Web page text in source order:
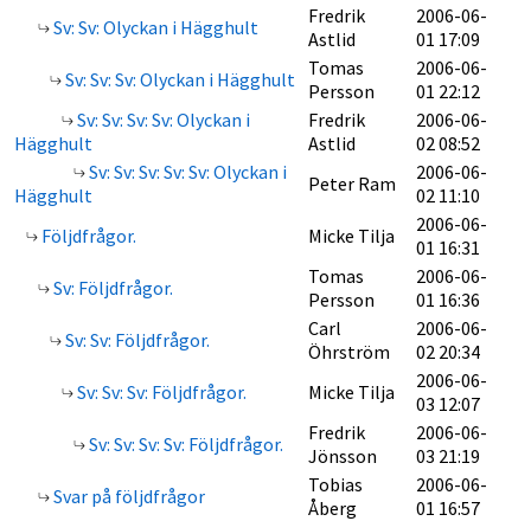
Sv: Sv: Olyckan i Hägghult
Fredrik
Astlid
2006-06-
01 17:09
Sv: Sv: Sv: Olyckan i Hägghult Tomas
Persson
2006-06-
01 22:12
Sv: Sv: Sv: Sv: Olyckan i
Hägghult
Fredrik
Astlid
2006-06-
02 08:52
Sv: Sv: Sv: Sv: Sv: Olyckan i
Hägghult
Peter Ram
2006-06-
02 11:10
Följdfrågor.
Micke Tilja
2006-06-
01 16:31
Sv: Följdfrågor.
Tomas
Persson
2006-06-
01 16:36
Sv: Sv: Följdfrågor.
Carl
Öhrström
2006-06-
02 20:34
Sv: Sv: Sv: Följdfrågor.
Micke Tilja
2006-06-
03 12:07
Sv: Sv: Sv: Sv: Följdfrågor.
Fredrik
Jönsson
2006-06-
03 21:19
Svar på följdfrågor
Tobias
Åberg
2006-06-
01 16:57